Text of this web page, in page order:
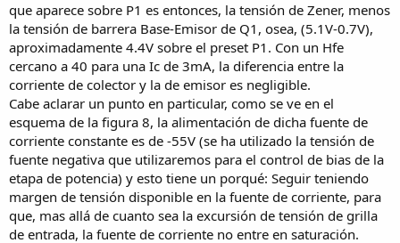
que aparece sobre P1 es entonces, la tensión de Zener, menos
la tensión de barrera Base-Emisor de Q1, osea, (5.1V-0.7V),
aproximadamente 4.4V sobre el preset P1. Con un Hfe
cercano a 40 para una Ic de 3mA, la diferencia entre la
corriente de colector y la de emisor es negligible.
Cabe aclarar un punto en particular, como se ve en el
esquema de la figura 8, la alimentación de dicha fuente de
corriente constante es de -55V (se ha utilizado la tensión de
fuente negativa que utilizaremos para el control de bias de la
etapa de potencia) y esto tiene un porqué: Seguir teniendo
margen de tensión disponible en la fuente de corriente, para
que, mas allá de cuanto sea la excursión de tensión de grilla
de entrada, la fuente de corriente no entre en saturación.